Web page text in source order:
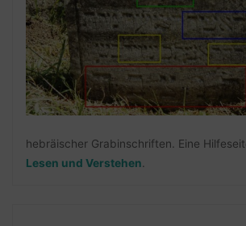
hebräischer Grabinschriften. Eine
Lesen und Verstehen